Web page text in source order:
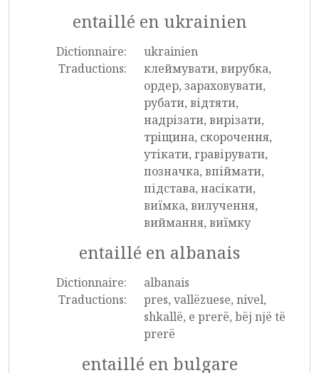
entaillé en ukrainien
Dictionnaire:
ukrainien
Traductions:
клеймувати, вирубка,
ордер, зараховувати,
рубати, відтяти,
надрізати, вирізати,
тріщина, скорочення,
утікати, гравірувати,
позначка, впіймати,
підстава, насікати,
виїмка, вилучення,
виймання, виїмку
entaillé en albanais
Dictionnaire:
albanais
Traductions:
pres, vallëzuese, nivel,
shkallë, e prerë, bëj një të
prerë
entaillé en bulgare